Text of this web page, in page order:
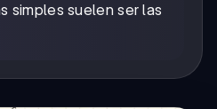
simples suelen ser las